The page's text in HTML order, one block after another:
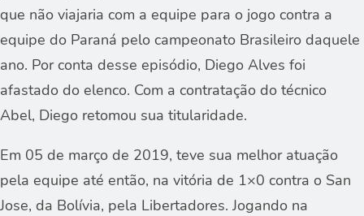
que não viajaria com a equipe para o jogo contra a
equipe do Paraná pelo campeonato Brasileiro daquele
ano. Por conta desse episódio, Diego Alves foi
afastado do elenco. Com a contratação do técnico
Abel, Diego retomou sua titularidade.
Em 05 de março de 2019, teve sua melhor atuação
pela equipe até então, na vitória de 1×0 contra o San
Jose, da Bolívia, pela Libertadores. Jogando na